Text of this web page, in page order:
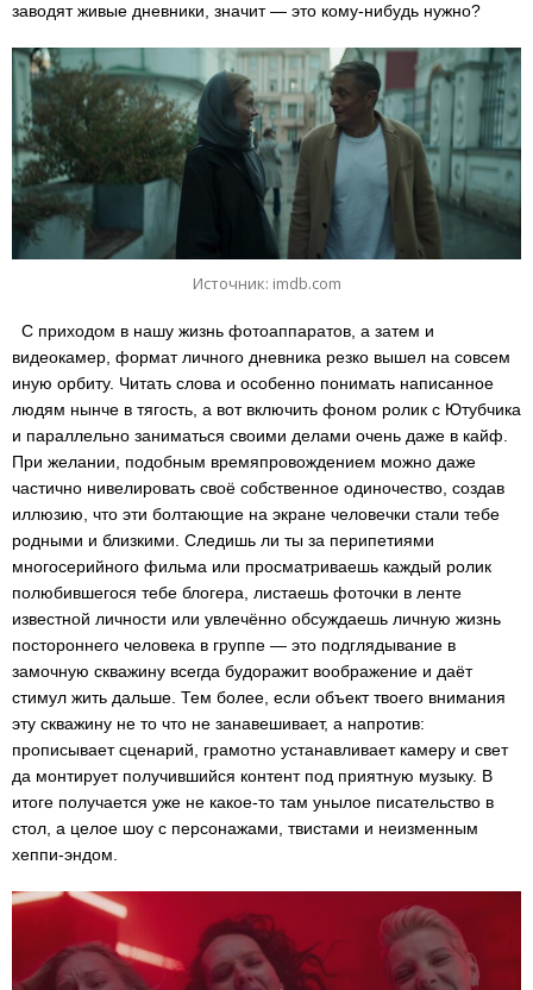
заводят живые дневники, значит — это кому-нибудь нужно?
Источник: imdb.com
С приходом в нашу жизнь фотоаппаратов, а затем и
видеокамер, формат личного дневника резко вышел на совсем
иную орбиту. Читать слова и особенно понимать написанное
людям нынче в тягость, а вот включить фоном ролик с Ютубчика
и параллельно заниматься своими делами очень даже в кайф.
При желании, подобным времяпровождением можно даже
частично нивелировать своё собственное одиночество, создав
иллюзию, что эти болтающие на экране человечки стали тебе
родными и близкими. Следишь ли ты за перипетиями
многосерийного фильма или просматриваешь каждый ролик
полюбившегося тебе блогера, листаешь фоточки в ленте
известной личности или увлечённо обсуждаешь личную жизнь
постороннего человека в группе — это подглядывание в
замочную скважину всегда будоражит воображение и даёт
стимул жить дальше. Тем более, если объект твоего внимания
эту скважину не то что не занавешивает, а напротив:
прописывает сценарий, грамотно устанавливает камеру и свет
да монтирует получившийся контент под приятную музыку. В
итоге получается уже не какое-то там унылое писательство в
стол, а целое шоу с персонажами, твистами и неизменным
хеппи-эндом.